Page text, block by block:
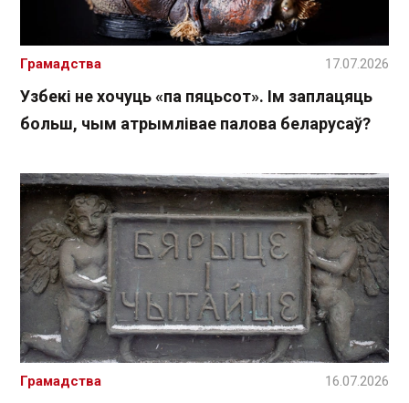
Узбекі не хочуць «па пяцьсот». Ім заплацяць
больш, чым атрымлівае палова беларусаў?
Грамадства 17.07.2026
Грамадства 16.07.2026